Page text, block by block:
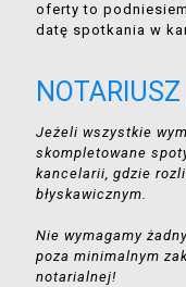
oferty to
datę spotkania w
Jeżeli wszystkie
skompletowane
kancelarii, gdzie
błyskawicznym.
Nie wymagamy
poza minimalnym
notarialnej!